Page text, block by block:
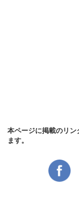
本ページに掲載のリ
ます。